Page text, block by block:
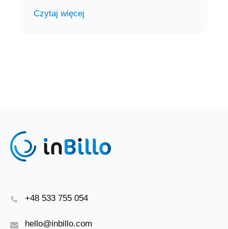
Czytaj więcej
+48 533 755 054
hello@inbillo.com